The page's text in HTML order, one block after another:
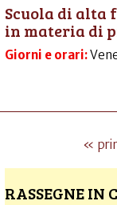
Scuola di alta
in materia di
Giorni e orari:
«
RASSEGNE IN